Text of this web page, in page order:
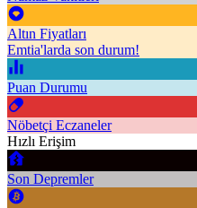
Altın Fiyatları
Emtia'larda son durum!
Puan Durumu
Nöbetçi Eczaneler
Hızlı Erişim
Son Depremler